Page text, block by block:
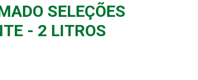
SELEÇÕES
- 2 LITROS